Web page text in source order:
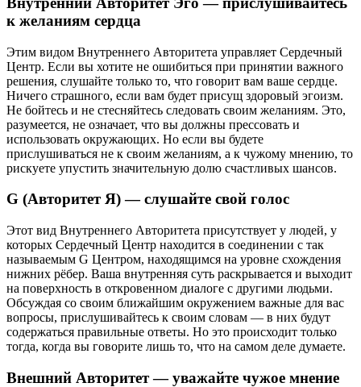
к желаниям сердца
Этим видом Внутреннего Авторитета управляет Сердечный
Центр. Если вы хотите не ошибиться при принятии важного
решения, слушайте только то, что говорит вам ваше сердце.
Ничего страшного, если вам будет присущ здоровый эгоизм.
Не бойтесь и не стесняйтесь следовать своим желаниям. Это,
разумеется, не означает, что вы должны прессовать и
использовать окружающих. Но если вы будете
прислушиваться не к своим желаниям, а к чужому мнению, то
рискуете упустить значительную долю счастливых шансов.
G (Авторитет Я) — слушайте свой голос
Этот вид Внутреннего Авторитета присутствует у людей, у
которых Сердечный Центр находится в соединении с так
называемым G Центром, находящимся на уровне схождения
нижних рёбер. Ваша внутренняя суть раскрывается и выходит
на поверхность в откровенном диалоге с другими людьми.
Обсуждая со своим ближайшим окружением важные для вас
вопросы, прислушивайтесь к своим словам — в них будут
содержаться правильные ответы. Но это происходит только
тогда, когда вы говорите лишь то, что на самом деле думаете.
Внешний Авторитет — уважайте чужое мнение